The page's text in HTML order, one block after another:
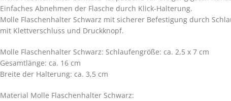
Einfaches Abnehmen der Flasche durch Klick-Halterung.
Molle Flaschenhalter Schwarz mit sicherer Befestigung durch
mit Klettverschluss und Druckknopf.
Molle Flaschenhalter Schwarz: Schlaufengröße: ca. 2,5 x 7 cm
Gesamtlänge: ca. 16 cm
Breite der Halterung: ca. 3,5 cm
Material Molle Flaschenhalter Schwarz: